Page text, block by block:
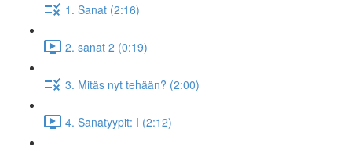
1. Sanat (2:16)
2. sanat 2 (0:19)
3. Mitäs nyt tehään? (2:00)
4. Sanatyypit: I (2:12)